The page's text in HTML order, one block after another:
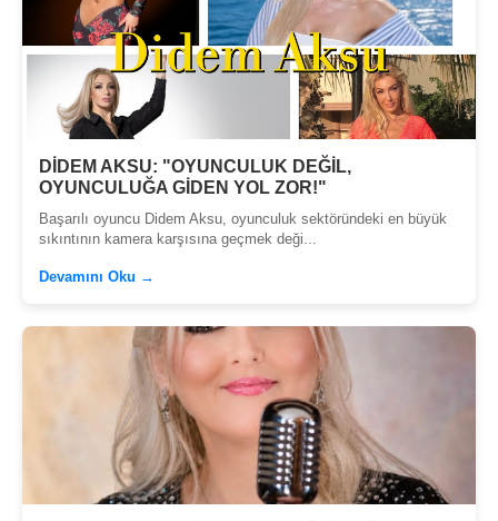
DİDEM AKSU: "OYUNCULUK DEĞİL,
OYUNCULUĞA GİDEN YOL ZOR!"
Başarılı oyuncu Didem Aksu, oyunculuk sektöründeki en büyük
sıkıntının kamera karşısına geçmek deği...
Devamını Oku →